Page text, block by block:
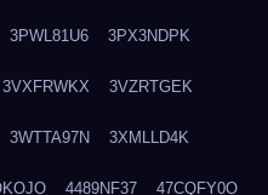
3PWL81U6 3PX3NDPK
3VXFRWKX 3VZRTGEK
3WTTA97N 3XMLLD4K
4489NF37 47CQFY0O